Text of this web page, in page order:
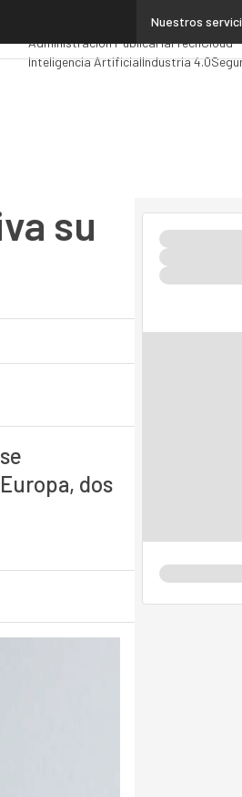
Nuestros
Analytics
Administración PúblicaMarTechCloud
Inteligencia ArtificialIndustria 4.0
su
dos